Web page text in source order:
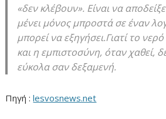
«δεν κλέβουν». Είναι να
μένει μόνος μπροστά σε έναν
μπορεί να εξηγήσει.Γιατί το
και η εμπιστοσύνη, όταν χαθεί,
εύκολα σαν δεξαμενή.
Πηγή :lesvosnews.net